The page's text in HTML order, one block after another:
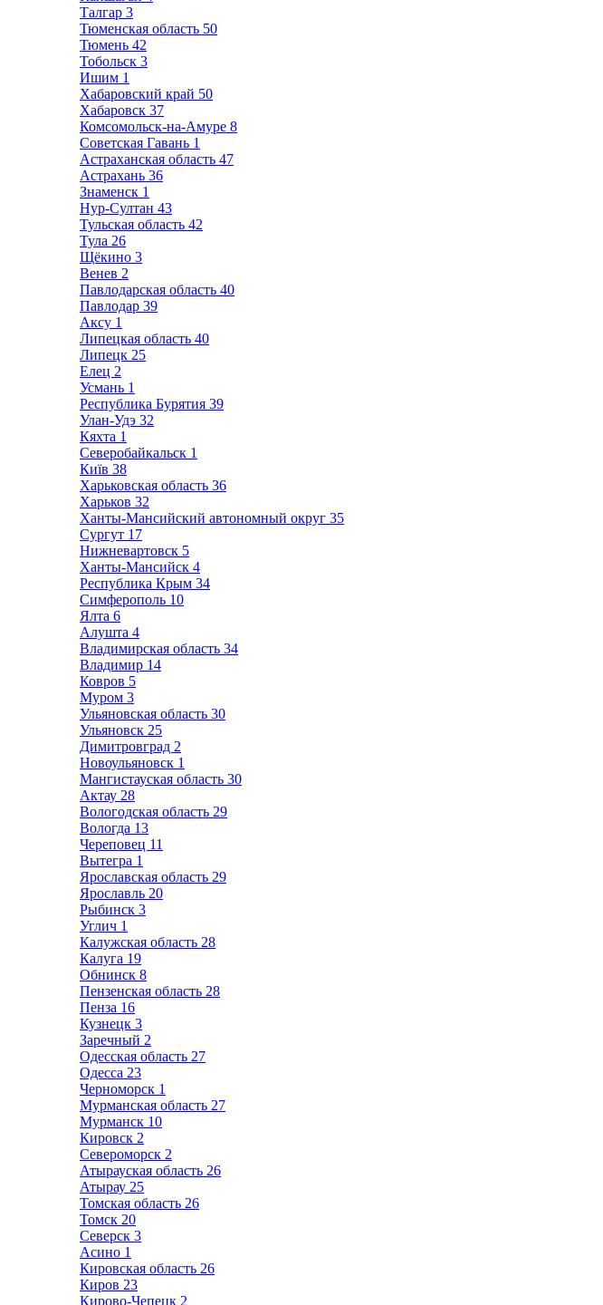
Талгар 3
Тюменская область 50
Тюмень 42
Тобольск 3
Ишим 1
Хабаровский край 50
Хабаровск 37
Комсомольск-на-Амуре 8
Советская Гавань 1
Астраханская область 47
Астрахань 36
Знаменск 1
Нур-Султан 43
Тульская область 42
Тула 26
Щёкино 3
Венев 2
Павлодарская область 40
Павлодар 39
Аксу 1
Липецкая область 40
Липецк 25
Елец 2
Усмань 1
Республика Бурятия 39
Улан-Удэ 32
Кяхта 1
Северобайкальск 1
Київ 38
Харьковская область 36
Харьков 32
Ханты-Мансийский автономный округ 35
Сургут 17
Нижневартовск 5
Ханты-Мансийск 4
Республика Крым 34
Симферополь 10
Ялта 6
Алушта 4
Владимирская область 34
Владимир 14
Ковров 5
Муром 3
Ульяновская область 30
Ульяновск 25
Димитровград 2
Новоульяновск 1
Мангистауская область 30
Актау 28
Вологодская область 29
Вологда 13
Череповец 11
Вытегра 1
Ярославская область 29
Ярославль 20
Рыбинск 3
Углич 1
Калужская область 28
Калуга 19
Обнинск 8
Пензенская область 28
Пенза 16
Кузнецк 3
Заречный 2
Одесская область 27
Одесса 23
Черноморск 1
Мурманская область 27
Мурманск 10
Кировск 2
Североморск 2
Атырауская область 26
Атырау 25
Томская область 26
Томск 20
Северск 3
Асино 1
Кировская область 26
Киров 23
Кирово-Чепецк 2